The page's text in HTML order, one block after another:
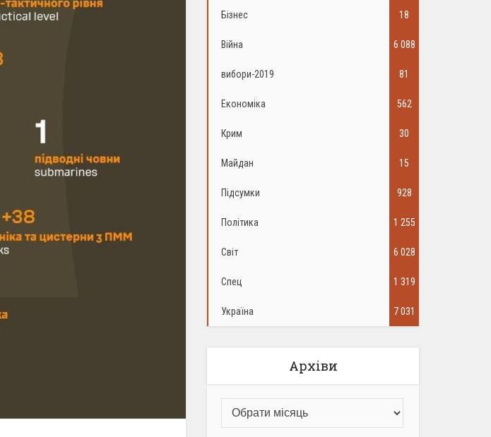
Бізнес 18
Війна 6 088
вибори-2019 81
Економіка 562
Крим 30
Майдан 15
Підсумки 928
Політика 1 255
Світ 6 028
Спец 1 319
Україна 7 031
Архіви